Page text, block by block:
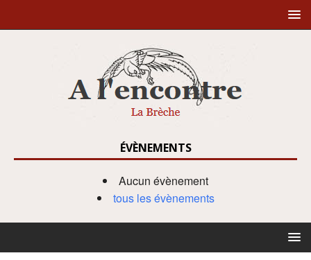
ÉVÈNEMENTS
Aucun évènement
tous les évènements